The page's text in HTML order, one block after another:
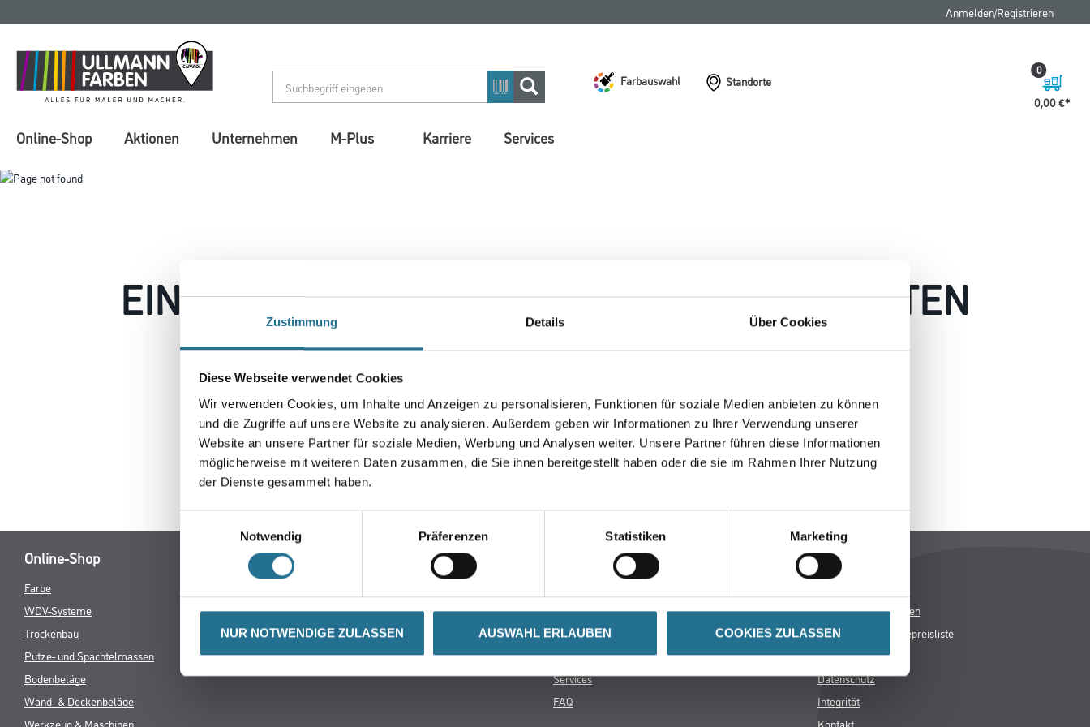
Zustimmung Details Über Cookies
Diese Webseite verwendet Cookies
Wir verwenden Cookies, um Inhalte und Anzeigen zu personalisieren, Funktionen für soziale Medien anbieten zu können
und die Zugriffe auf unsere Website zu analysieren. Außerdem geben wir Informationen zu Ihrer Verwendung unserer
Website an unsere Partner für soziale Medien, Werbung und Analysen weiter. Unsere Partner führen diese Informationen
möglicherweise mit weiteren Daten zusammen, die Sie ihnen bereitgestellt haben oder die sie im Rahmen Ihrer Nutzung
der Dienste gesammelt haben.
Notwendig
Präferenzen Statistiken Marketing
NUR NOTWENDIGE ZULASSEN AUSWAHL ERLAUBEN COOKIES ZULASSEN
springen
springen
Anmelden/Registrieren
Farbauswahl
Standorte
0,00 €
0
Online-Shop Aktionen Unternehmen M-Plus Karriere Services
EIN KLEINER ZWISCHENFALL IST AUFGETRETEN
Erkunden Sie in der Zwischenzeit unseren Online-Shop und lassen Sie sich inspirieren.
ZURÜCK ZUM ONLINE-SHOP
Online-Shop
Farbe
WDV-Systeme
Trockenbau
Putze- und Spachtelmassen
Bodenbeläge
Wand- & Deckenbeläge
Werkzeug & Maschinen
MPlus
HAMSTA
Karriere
Services
FAQ
Rechtliches
Nutzungsbedingungen
Logistik- und Servicepreisliste
Impressum
Datenschutz
Integrität
Kontakt